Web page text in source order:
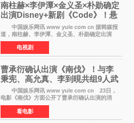
南柱赫×李伊潭×金义圣×朴勋确定
出演Disney+新剧《Code》！悬
疑犯罪惊悚明年上线
中国娱乐网讯 www yule com cn 据韩媒报
道，南柱赫、李伊潭、金义圣、朴勋确定出演
Disney+新剧《Code》，该剧预计将于明年播
出，引发高度关注。 本剧改编自同名人气台
剧，讲述了一位往来
电视剧
曹承衍确认出演《南伐》！与李
秉宪、高允真、李到晛共组9人武
士团
中国娱乐网讯 www yule com cn 23日，
电影《南伐》方面公开了曹承衍确认出演的消
息。通过歌手活动展现出独特色彩的曹承衍将在
片中饰演拥有出色弓箭技术的弓箭手，他将在这
一历史动作大片中展
看电影